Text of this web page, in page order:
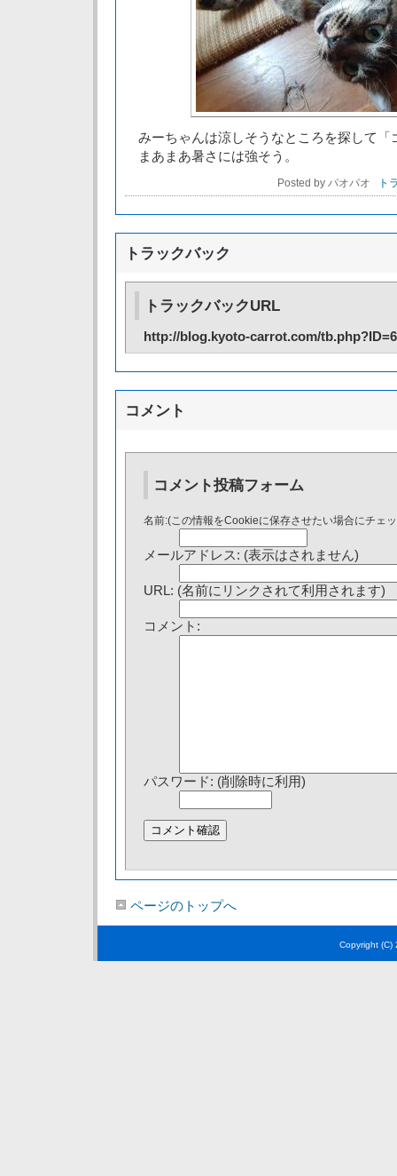
みーちゃんは涼しそうなところを探して「
まあまあ暑さには強そう。
Posted by パオパオ ト
トラックバック
トラックバックURL
http://blog.kyoto-carrot.com/
コメント
コメント投稿フォーム
名前:(この情報をCookieに保存させたい場合にチェ
メールアドレス: (表示はされません)
URL: (名前にリンクされて利用されます)
コメント:
パスワード: (削除時に利用)
ページのトップへ
Copyright